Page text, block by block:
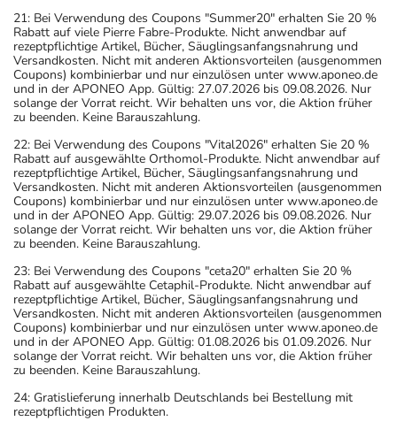
21: Bei Verwendung des Coupons "Summer20" erhalten Sie 20 %
Rabatt auf viele Pierre Fabre-Produkte. Nicht anwendbar auf
rezeptpflichtige Artikel, Bücher, Säuglingsanfangsnahrung und
Versandkosten. Nicht mit anderen Aktionsvorteilen (ausgenommen
Coupons) kombinierbar und nur einzulösen unter www.aponeo.de
und in der APONEO App. Gültig: 27.07.2026 bis 09.08.2026. Nur
solange der Vorrat reicht. Wir behalten uns vor, die Aktion früher
zu beenden. Keine Barauszahlung.
22: Bei Verwendung des Coupons "Vital2026" erhalten Sie 20 %
Rabatt auf ausgewählte Orthomol-Produkte. Nicht anwendbar auf
rezeptpflichtige Artikel, Bücher, Säuglingsanfangsnahrung und
Versandkosten. Nicht mit anderen Aktionsvorteilen (ausgenommen
Coupons) kombinierbar und nur einzulösen unter www.aponeo.de
und in der APONEO App. Gültig: 29.07.2026 bis 09.08.2026. Nur
solange der Vorrat reicht. Wir behalten uns vor, die Aktion früher
zu beenden. Keine Barauszahlung.
23: Bei Verwendung des Coupons "ceta20" erhalten Sie 20 %
Rabatt auf ausgewählte Cetaphil-Produkte. Nicht anwendbar auf
rezeptpflichtige Artikel, Bücher, Säuglingsanfangsnahrung und
Versandkosten. Nicht mit anderen Aktionsvorteilen (ausgenommen
Coupons) kombinierbar und nur einzulösen unter www.aponeo.de
und in der APONEO App. Gültig: 01.08.2026 bis 01.09.2026. Nur
solange der Vorrat reicht. Wir behalten uns vor, die Aktion früher
zu beenden. Keine Barauszahlung.
24: Gratislieferung innerhalb Deutschlands bei Bestellung mit
rezeptpflichtigen Produkten.